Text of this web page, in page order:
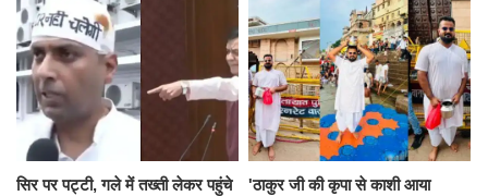
सिर पर पट्टी, गले में तख्ती लेकर पहुंचे
'ठाकुर जी की कृपा से काशी आया